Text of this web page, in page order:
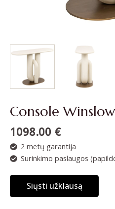
Console
1098.00 €
2 metų garantija
Surinkimo paslaugos
Siųsti užklausą